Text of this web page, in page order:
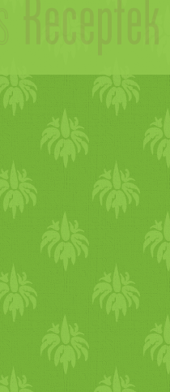
tölteni.
imenü
megtervezett
és ha
a
tudtok
és a